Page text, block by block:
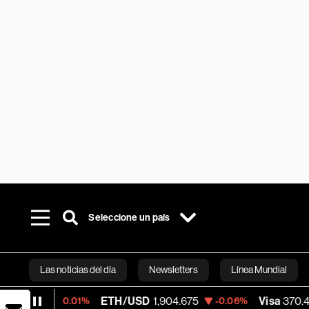
Seleccione un país
Las noticias del día Newsletters Línea Mundial
Bloomberg
ETH/USD 1,904.675 -0.06% Visa 370.47 +0.52%